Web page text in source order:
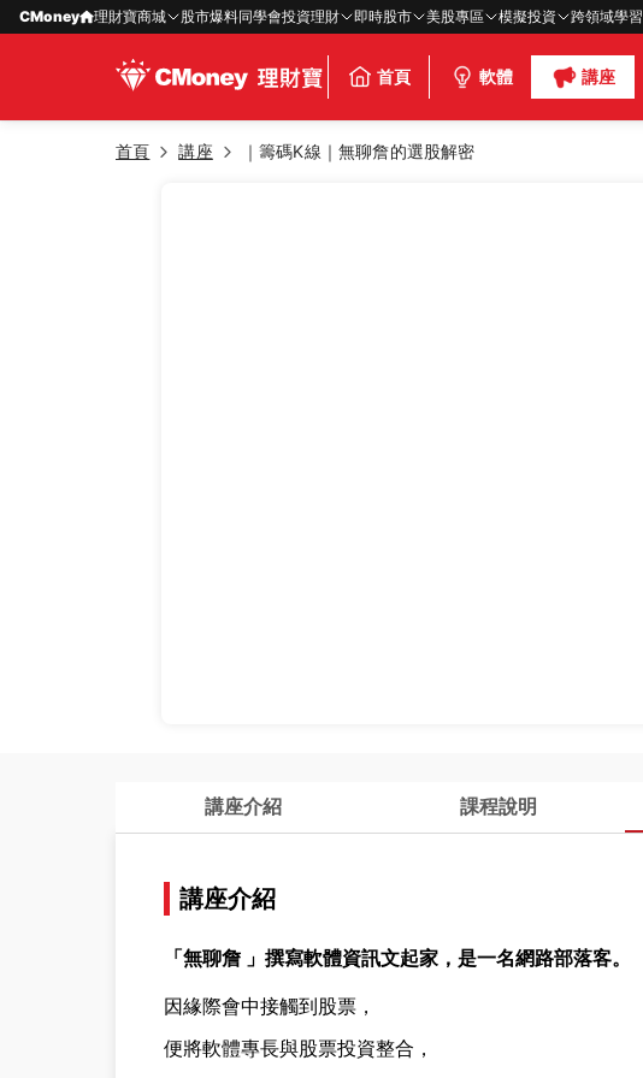
CMoney 理財寶商城 股市爆料同學會投資理財 即時股市 美股專區 模擬投資 跨領域學習
首頁 軟體 講座
首頁 講座 ｜籌碼K線｜無聊詹的選股解密
講座介紹 課程說明
講座介紹
「無聊詹 」 撰寫軟體資訊文起家，是一名網路部落客。
因緣際會中接觸到股票，
便將軟體專長與股票投資整合，